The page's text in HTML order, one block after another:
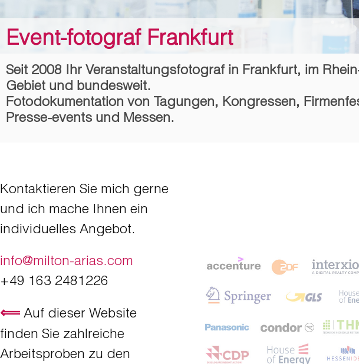
Event-fotograf Frankfurt
Seit 2008 Ihr Veranstaltungsfotograf in Frankfurt, im
Gebiet und bundesweit.
Fotodokumentation von Tagungen, Kongressen,
Presse-events und Messen.
Kontaktieren Sie mich gerne
und ich mache Ihnen ein
individuelles Angebot.
info@milton-arias.com
+49 163 2481226
⟸ Auf dieser Website
finden Sie zahlreiche
Arbeitsproben zu den